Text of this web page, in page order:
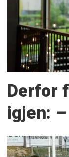
Derfor
igjen: